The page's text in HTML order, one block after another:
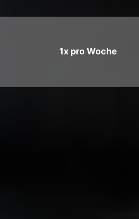
1x pro Woche